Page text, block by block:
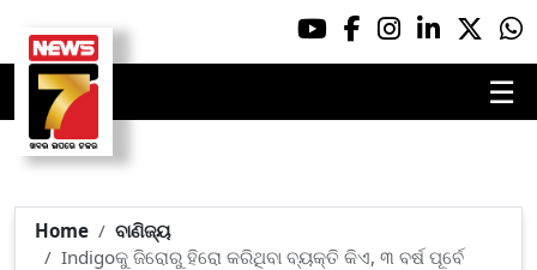
☰
Home
ବାଣିଜ୍ୟ
Indigoକୁ ଜିରୋରୁ ହିରୋ କରିଥିବା ବ୍ୟକ୍ତି କିଏ, ୩ ବର୍ଷ ପୂର୍ବେ